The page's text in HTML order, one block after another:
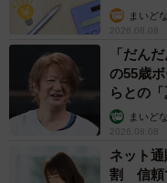
漫画家は無理だと指摘する
なれると考え始めた小
まいど
2026.08.08
「だん
の55歳
らとの
まいど
2026.08.08
ネット
割 信頼